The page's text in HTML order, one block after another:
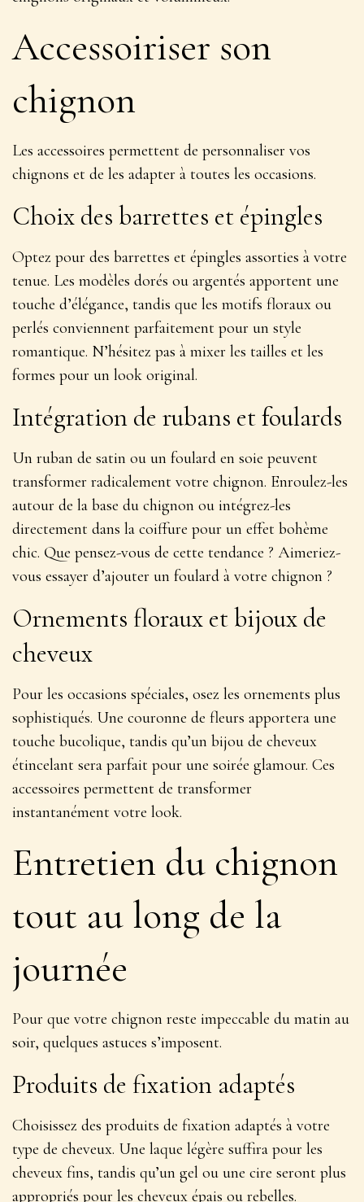
Accessoiriser son
chignon
Les accessoires permettent de personnaliser vos
chignons et de les adapter à toutes les occasions.
Choix des barrettes et épingles
Optez pour des barrettes et épingles assorties à votre
tenue. Les modèles dorés ou argentés apportent une
touche d’élégance, tandis que les motifs floraux ou
perlés conviennent parfaitement pour un style
romantique. N’hésitez pas à mixer les tailles et les
formes pour un look original.
Intégration de rubans et foulards
Un ruban de satin ou un foulard en soie peuvent
transformer radicalement votre chignon. Enroulez-les
autour de la base du chignon ou intégrez-les
directement dans la coiffure pour un effet bohème
chic. Que pensez-vous de cette tendance ? Aimeriez-
vous essayer d’ajouter un foulard à votre chignon ?
Ornements floraux et bijoux de
cheveux
Pour les occasions spéciales, osez les ornements plus
sophistiqués. Une couronne de fleurs apportera une
touche bucolique, tandis qu’un bijou de cheveux
étincelant sera parfait pour une soirée glamour. Ces
accessoires permettent de transformer
instantanément votre look.
Entretien du chignon
tout au long de la
journée
Pour que votre chignon reste impeccable du matin au
soir, quelques astuces s’imposent.
Produits de fixation adaptés
Choisissez des produits de fixation adaptés à votre
type de cheveux. Une laque légère suffira pour les
cheveux fins, tandis qu’un gel ou une cire seront plus
appropriés pour les cheveux épais ou rebelles.